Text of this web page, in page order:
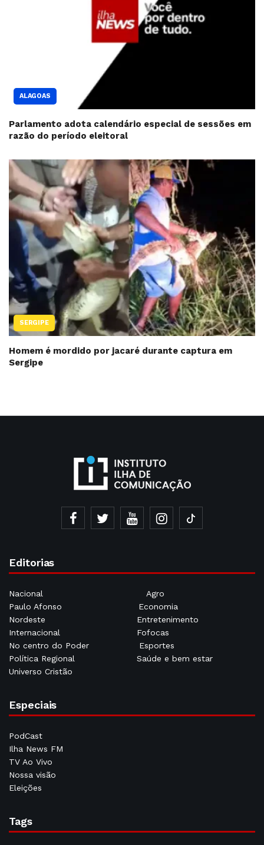
ALAGOAS
Parlamento adota calendário especial de sessões em
razão do período eleitoral
SERGIPE
Homem é mordido por jacaré durante captura em
Sergipe
Editorias
Nacional
Agro
Paulo Afonso
Economia
Nordeste
Entretenimento
Internacional
Fofocas
No centro do Poder
Esportes
Política Regional
Saúde e bem estar
Universo Cristão
Especiais
PodCast
Ilha News FM
TV Ao Vivo
Nossa visão
Eleições
Tags